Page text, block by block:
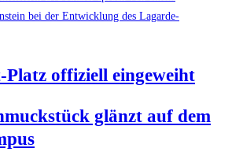
offi­zi­ell eingeweiht
glänzt auf dem